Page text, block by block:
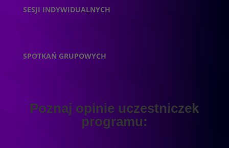
SESJI INDYWIDUALNYCH
SPOTKAŃ GRUPOWYCH
Poznaj opinie uczestniczek
programu: